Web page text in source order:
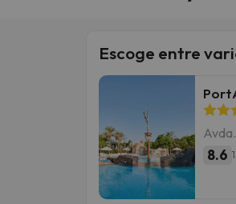
Escoge entre
8.6